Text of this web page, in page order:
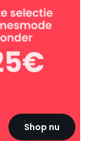
Shop nu